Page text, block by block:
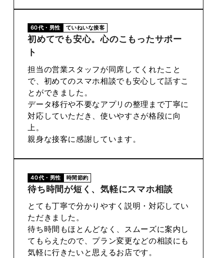
60代・男性 ていねいな接客
初めてでも安心。心のこもったサポー
ト
担当の営業スタッフが同席してくれたこと
で、初めてのスマホ相談でも安心して話すこ
とができました。
データ移行や不要なアプリの整理まで丁寧に
対応していただき、使いやすさが格段に向
上。
親身な接客に感謝しています。
40代・男性 時間節約
待ち時間が短く、気軽にスマホ相談
とても丁寧で分かりやすく説明・対応してい
ただきました。
待ち時間もほとんどなく、スムーズに案内し
てもらえたので、プラン変更などの相談にも
気軽に行きたいと思えるお店です。